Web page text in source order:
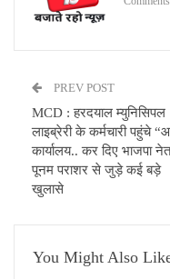
PREV POST
MCD : हरदयाल म्युनिसिपल
लाइब्रेरी के कर्मचारी पहुंचे
कार्यालय.. कर दिए भाजपा
पूनम पराशर से जुड़े कई बड़े
खुलासे
You Might Also